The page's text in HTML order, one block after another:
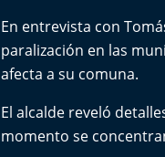
En entrevista con
paralización en las
afecta a su comuna.
El alcalde reveló
momento se